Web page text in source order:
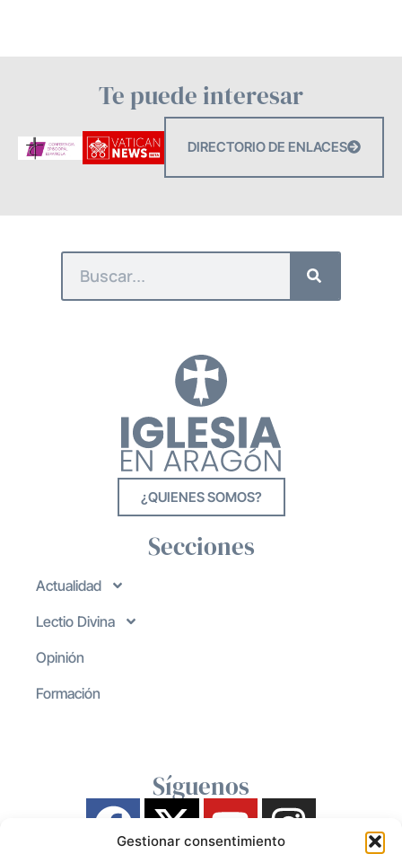
Gestionar consentimiento
Te puede interesar
DIRECTORIO DE ENLACES
¿QUIENES SOMOS?
Secciones
Actualidad
Lectio Divina
Opinión
Formación
Síguenos